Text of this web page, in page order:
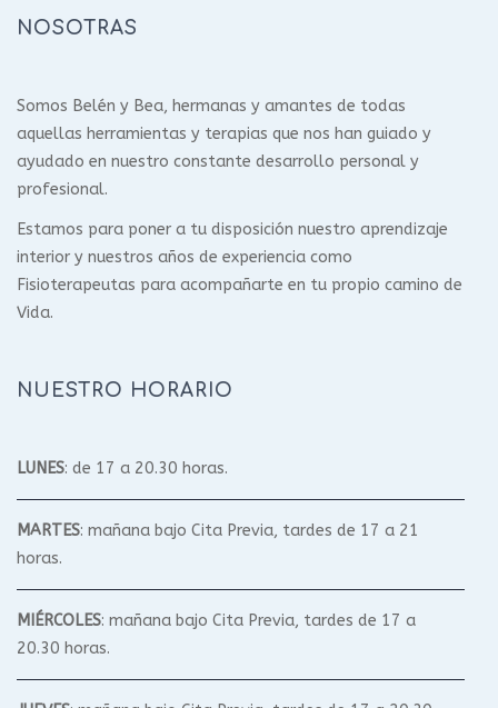
NOSOTRAS
Somos Belén y Bea, hermanas y amantes de todas
aquellas herramientas y terapias que nos han guiado y
ayudado en nuestro constante desarrollo personal y
profesional.
Estamos para poner a tu disposición nuestro aprendizaje
interior y nuestros años de experiencia como
Fisioterapeutas para acompañarte en tu propio camino de
Vida.
NUESTRO HORARIO
LUNES: de 17 a 20.30 horas.
MARTES: mañana bajo Cita Previa, tardes de 17 a 21
horas.
MIÉRCOLES: mañana bajo Cita Previa, tardes de 17 a
20.30 horas.